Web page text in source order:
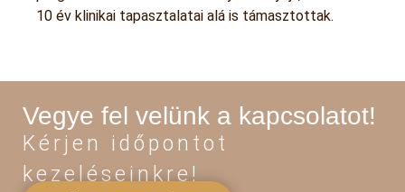
10 év klinikai tapasztalatai alá is támasztottak.
Vegye fel velünk a kapcsolatot!
Kérjen időpontot
kezeléseinkre!